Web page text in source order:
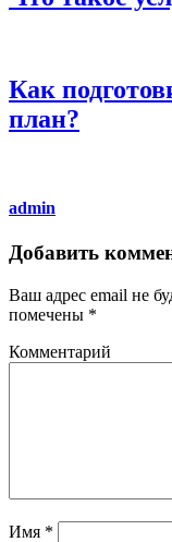
Как
план?
admin
Добавить
Ваш адрес email не
помечены *
Комментарий
Имя *